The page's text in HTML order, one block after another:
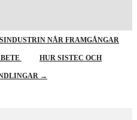
NÅR FRAMGÅNGAR
HUR SISTEC OCH
→